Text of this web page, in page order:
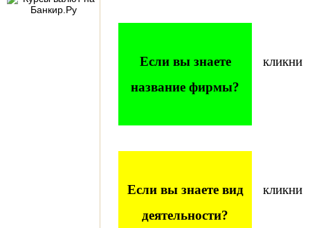
Если вы знаете
название фирмы?
кликни
Если вы знаете вид
деятельности?
кликни